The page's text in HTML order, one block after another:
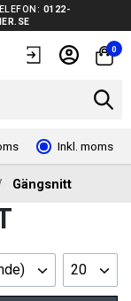
0122-
0
Inkl. moms
Gängsnitt
20